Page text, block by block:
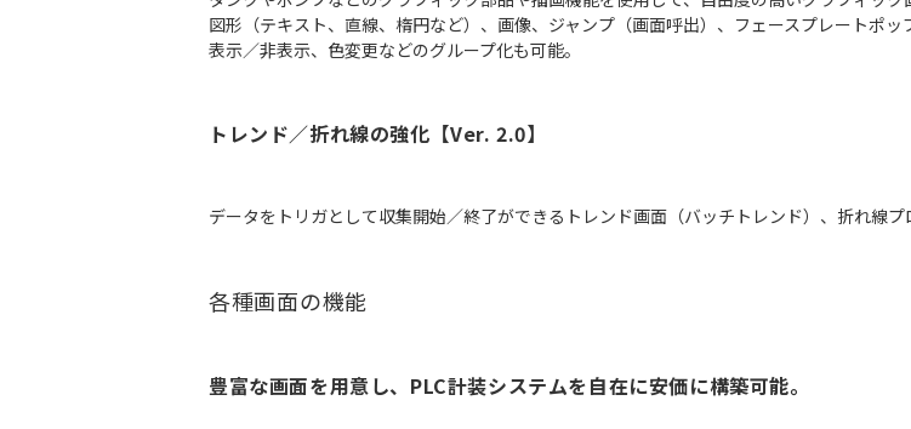
図形（テキスト、直線、楕円など）、画像、ジャンプ（画面呼出）、フェースプレートポ
表示／非表示、色変更などのグループ化も可能。
トレンド／折れ線の強化【Ver. 2.0】
データをトリガとして収集開始／終了ができるトレンド画面（バッチトレンド）、折れ線プ
各種画面の機能
豊富な画面を用意し、PLC計装システムを自在に安価に構築可能。